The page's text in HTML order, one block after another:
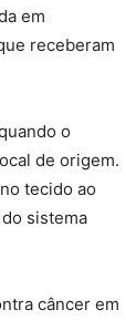
em
receberam
o
de origem.
tecido ao
sistema
câncer em